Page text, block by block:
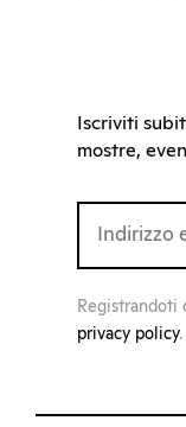
Iscriviti
mostre,
Registrandoti
privacy policy.